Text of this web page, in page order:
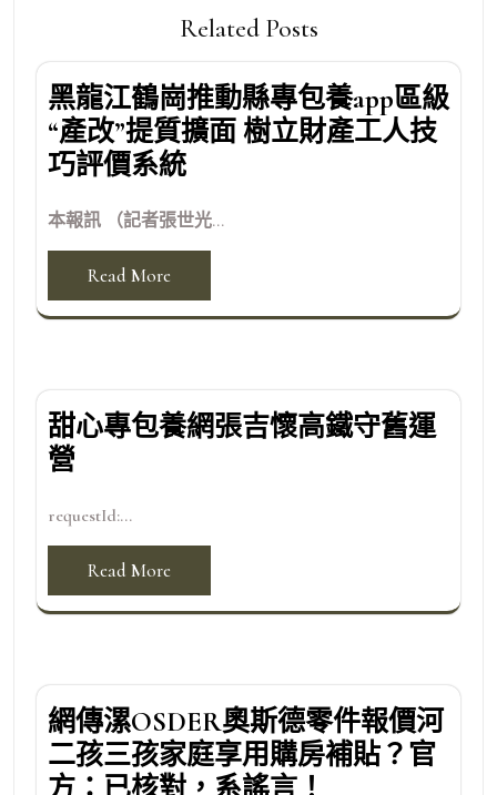
Related Posts
黑龍江鶴崗推動縣專包養app區級
“產改”提質擴面 樹立財產工人技
巧評價系統
本報訊 （記者張世光...
Read More
甜心專包養網張吉懷高鐵守舊運
營
requestId:...
Read More
網傳漯OSDER奧斯德零件報價河
二孩三孩家庭享用購房補貼？官
方：已核對，系謠言！